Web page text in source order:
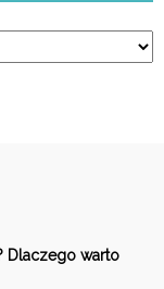
Dlaczego warto